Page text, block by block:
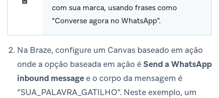
com sua marca, usando frases como
“Converse agora no WhatsApp”.
Na Braze, configure um Canvas baseado em ação
onde a opção baseada em ação éSend a WhatsApp
inbound messagee o corpo da mensagem é
“SUA_PALAVRA_GATILHO”. Neste exemplo, um